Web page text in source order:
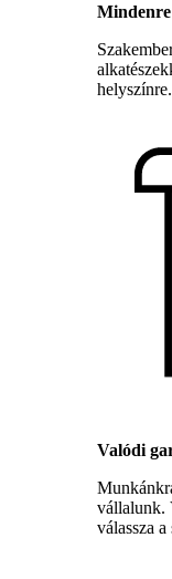
Mindenre
helyszínre.
Valódi
vállalunk.
válassza